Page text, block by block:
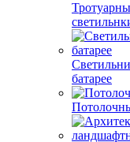
батарее